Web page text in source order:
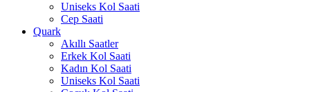
Uniseks Kol Saati
Cep Saati
Quark
Akıllı Saatler
Erkek Kol Saati
Kadın Kol Saati
Uniseks Kol Saati